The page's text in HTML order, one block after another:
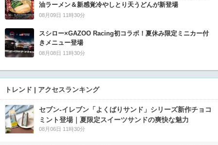
油ラーメン＆新感覚冷やしとり天うどんが新登場
08月09日 11時30分
スシロー×GAZOO Racing初コラボ！夏休み限定ミニカー付
きメニュー登場
08月08日 11時30分
トレンド | アクセスランキング
セブン‐イレブン「よくばりサンド」シリーズ新作チョコ
ミント登場｜夏限定スイーツサンドの爽快な魅力
08月06日 11時30分